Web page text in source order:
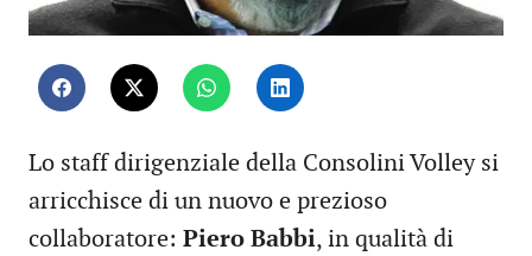
Lo staff dirigenziale della Consolini Volley si
arricchisce di un nuovo e prezioso
collaboratore: Piero Babbi, in qualità di